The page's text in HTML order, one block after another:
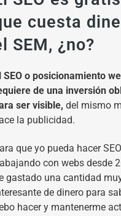
cuesta
SEM, ¿no?
SEO o posicionamiento
de una inversión
ser visible, del mismo
la publicidad.
que yo pueda hacer
con webs desde
gastado una cantidad
de dinero para
hacer y mantenerme